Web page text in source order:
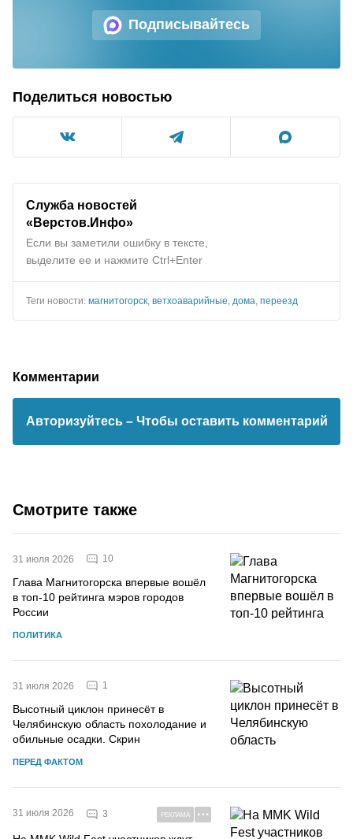
Подписывайтесь
Поделиться новостью
Служба новостей
«Верстов.Инфо»
Если вы заметили ошибку в тексте,
выделите ее и нажмите Ctrl+Enter
Теги новости: магнитогорск ветхоаварийные дома переезд
Комментарии
Авторизуйтесь – Чтобы оставить комментарий
Смотрите также
31 июля 2026 10
Глава Магнитогорска впервые вошёл
в топ-10 рейтинга мэров городов
России
ПОЛИТИКА
31 июля 2026 1
Высотный циклон принесёт в
Челябинскую область похолодание и
обильные осадки. Скрин
ПЕРЕД ФАКТОМ
31 июля 2026 3 РЕКЛАМА